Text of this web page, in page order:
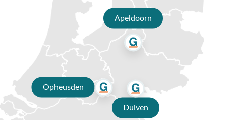
1x Rhodos loungetafel rond Ø80 cm.
1x Rhodos loungetafel rond Ø60 cm.
De Boston loungeset wordt geleverd inclusief bijpassende
loungekussens en exclusief decoratie.
Vragen of hulp nodig?
Heb je nog vragen over de Boston loungeset? Bel ons dan op
Apeldoorn
Opheusden
Duiven